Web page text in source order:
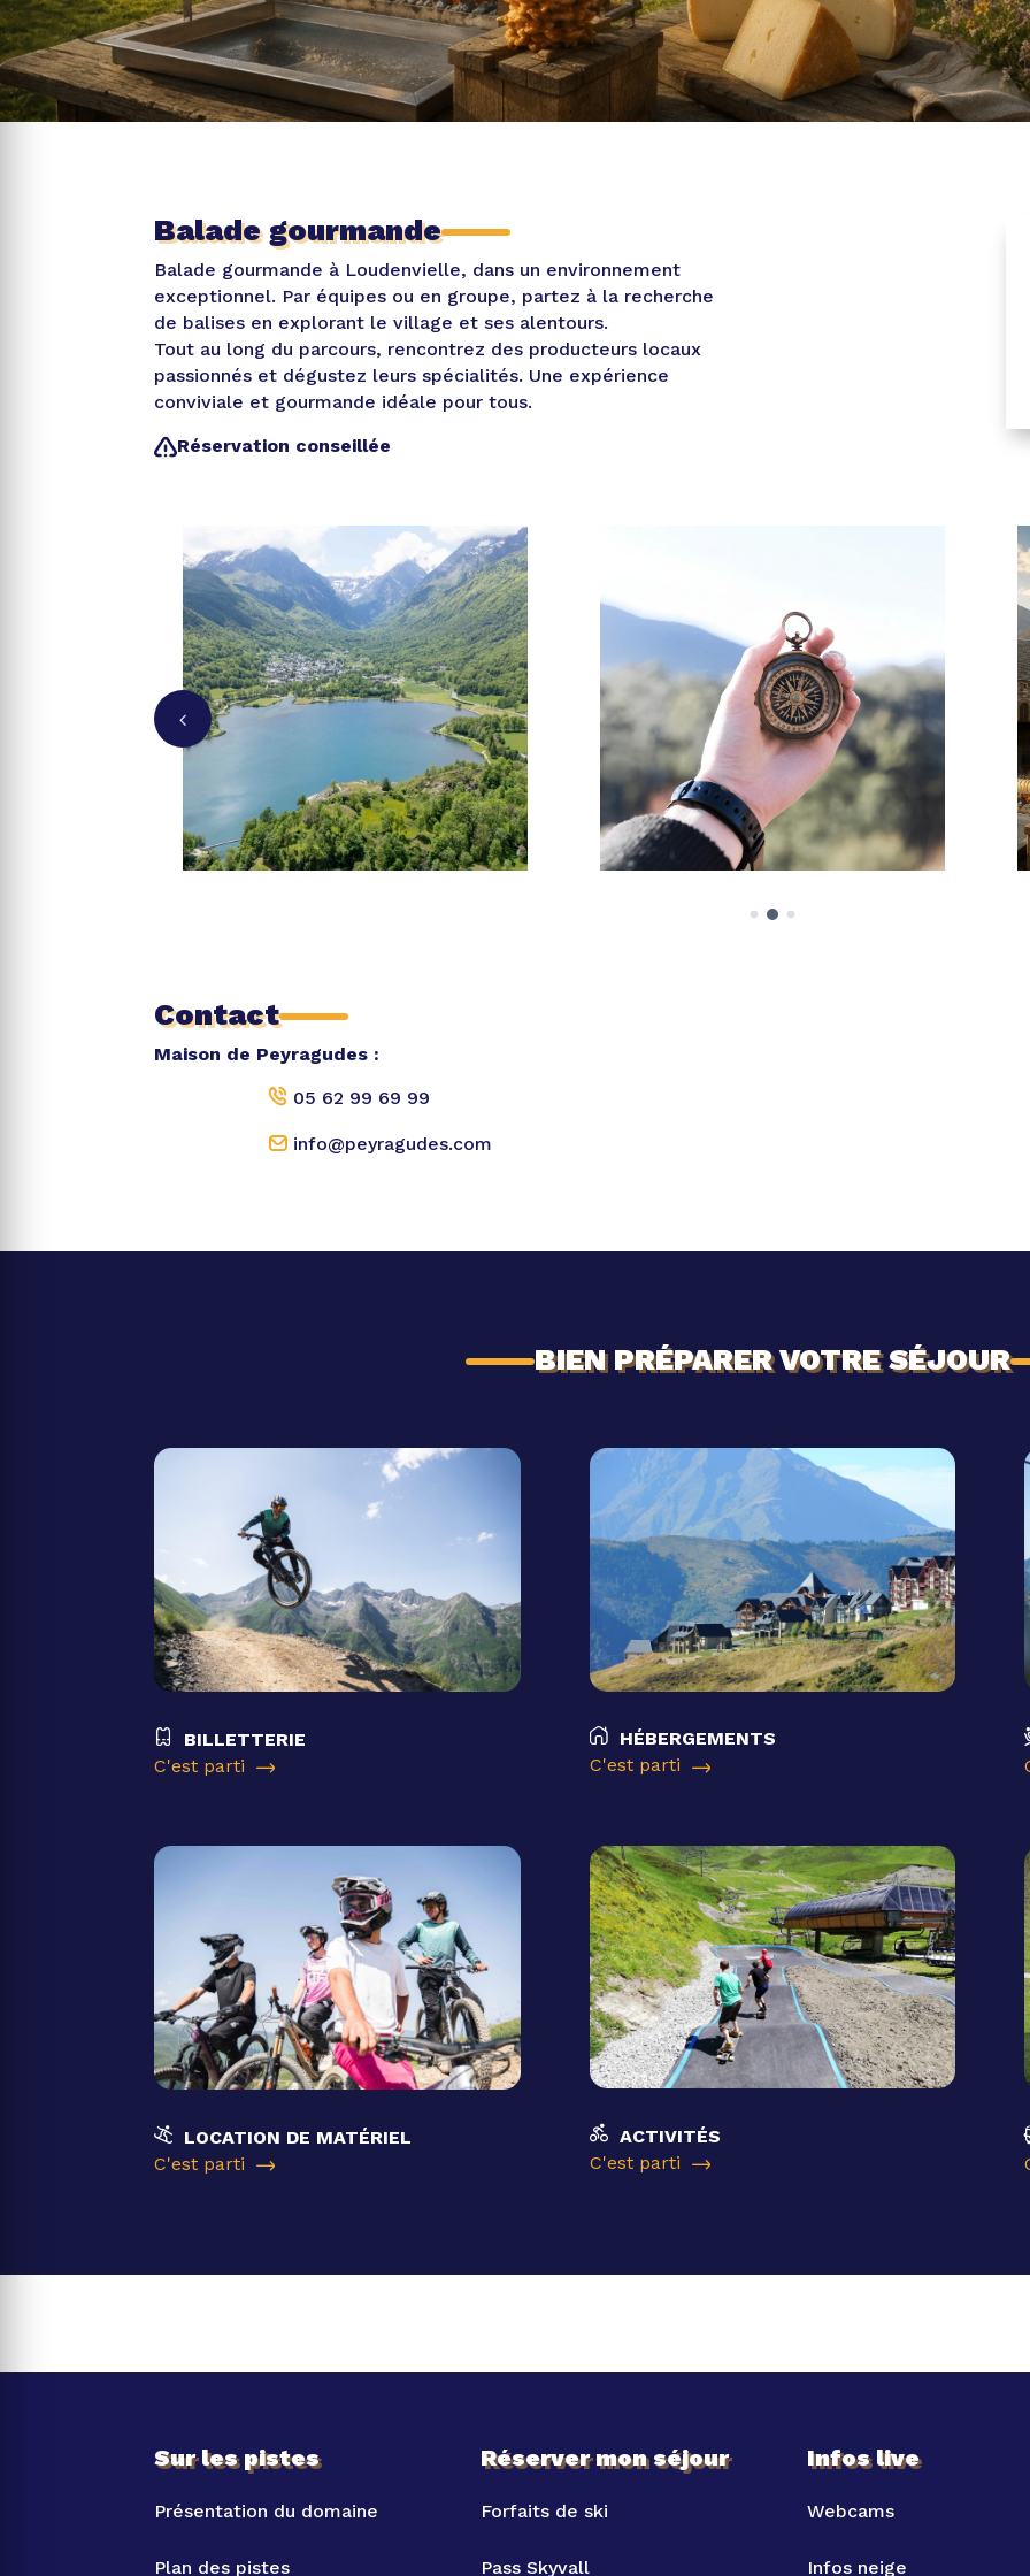
Balade gourmande
Balade gourmande à Loudenvielle, dans un environnement
exceptionnel. Par équipes ou en groupe, partez à la recherche
de balises en explorant le village et ses alentours.
Tout au long du parcours, rencontrez des producteurs locaux
passionnés et dégustez leurs spécialités. Une expérience
conviviale et gourmande idéale pour tous.
Réservation conseillée
4
Contact
Maison de Peyragudes :
05 62 99 69 99
info@peyragudes.com
BIEN PRÉPARER VOTRE SÉJOUR
BILLETTERIE
C'est parti
HÉBERGEMENTS
C'est parti
LOCATION DE MATÉRIEL
C'est parti
ACTIVITÉS
C'est parti
Sur les pistes
Présentation du domaine
Plan des pistes
Réserver mon séjour
Forfaits de ski
Pass Skyvall
Infos live
Webcams
Infos neige